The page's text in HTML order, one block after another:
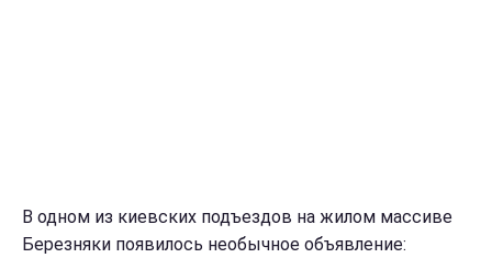
В одном из киевских подъездов на жилом массиве
Березняки появилось необычное объявление: